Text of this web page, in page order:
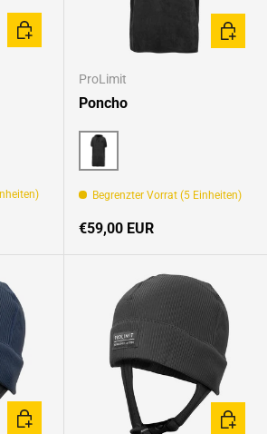
OPTIONEN AUSWÄHLEN
ProLimit
Poncho
Begrenzter Vorrat (5 Einheiten)
Normaler Preis
€59,00 EUR
OPTIONEN AUSWÄHLEN